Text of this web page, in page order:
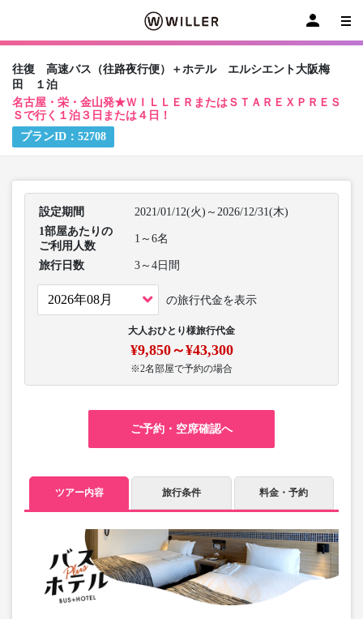
往復 高速バス（往路夜行便）＋ホテル エルシエント大阪梅
田 １泊
名古屋・栄・金山発★ＷＩＬＬＥＲまたはＳＴＡＲＥＸＰＲＥＳ
Ｓで行く１泊３日または４日！
プランID： 52708
設定期間
2021/01/12(火)～2026/12/31(木)
1部屋あたりの
ご利用人数
1～6名
旅行日数 3～4日間
の旅行代金を表示
大人おひとり様旅行代金
¥9,850～¥43,300
※2名部屋で予約の場合
ご予約・空席確認へ
ツアー内容 旅行条件 料金・予約